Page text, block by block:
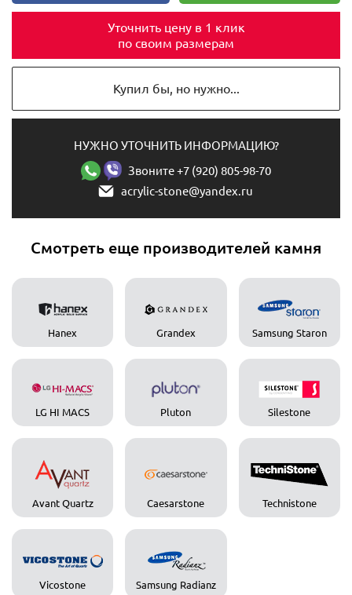
Уточнить цену в 1 клик
по своим размерам
Купил бы, но нужно...
НУЖНО УТОЧНИТЬ ИНФОРМАЦИЮ?
Звоните +7 (920) 805-98-70
acrylic-stone@yandex.ru
Смотреть еще производителей камня
Hanex Grandex Samsung Staron
LG HI MACS Pluton Silestone
Avant Quartz Caesarstone Technistone
Vicostone Samsung Radianz